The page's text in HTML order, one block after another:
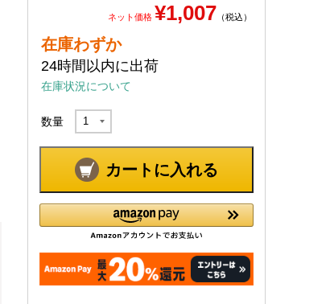
ネット価格 ¥1,007 （税込）
在庫わずか
24時間以内に出荷
在庫状況について
数量
カートに入れる